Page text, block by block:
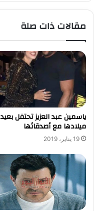
مقالات ذات صلة
ياسمين عبد العزيز تحتفل بعيد
ميلادها مع أصدقائها
19 يناير، 2019